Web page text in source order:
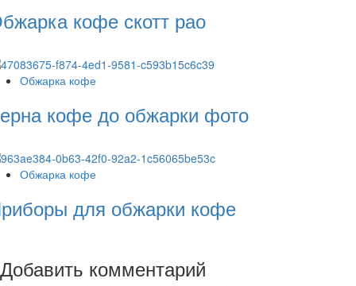
кофе скотт рао
Обжарка кофе
кофе до обжарки фото
Обжарка кофе
для обжарки кофе
Добавить комментарий